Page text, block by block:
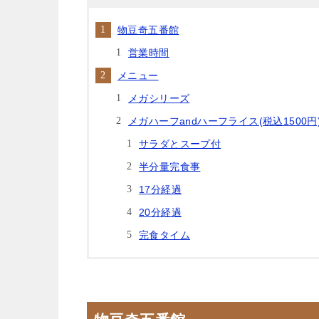
物豆奇五番館
営業時間
メニュー
メガシリーズ
メガハーフandハーフライス(税込1500
サラダとスープ付
半分量完食事
17分経過
20分経過
完食タイム